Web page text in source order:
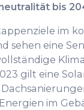
bis
im
sehen eine
gilt eine
im